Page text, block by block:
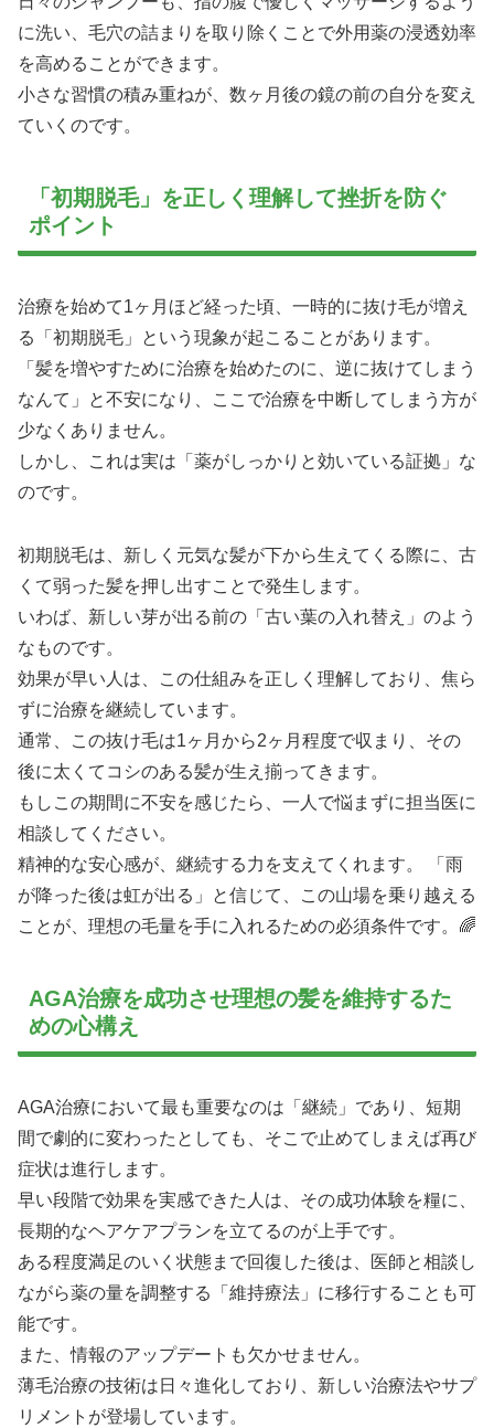
に洗い、毛穴の詰まりを取り除くことで外用薬の浸透効率
を高めることができます。
小さな習慣の積み重ねが、数ヶ月後の鏡の前の自分を変え
ていくのです。
「初期脱毛」を正しく理解して挫折を防ぐ
ポイント
治療を始めて1ヶ月ほど経った頃、一時的に抜け毛が増え
る「初期脱毛」という現象が起こることがあります。
「髪を増やすために治療を始めたのに、逆に抜けてしまう
なんて」と不安になり、ここで治療を中断してしまう方が
少なくありません。
しかし、これは実は「薬がしっかりと効いている証拠」な
のです。
初期脱毛は、新しく元気な髪が下から生えてくる際に、古
くて弱った髪を押し出すことで発生します。
いわば、新しい芽が出る前の「古い葉の入れ替え」のよう
なものです。
効果が早い人は、この仕組みを正しく理解しており、焦ら
ずに治療を継続しています。
通常、この抜け毛は1ヶ月から2ヶ月程度で収まり、その
後に太くてコシのある髪が生え揃ってきます。
もしこの期間に不安を感じたら、一人で悩まずに担当医に
相談してください。
精神的な安心感が、継続する力を支えてくれます。 「雨
が降った後は虹が出る」と信じて、この山場を乗り越える
ことが、理想の毛量を手に入れるための必須条件です。🌈
AGA治療を成功させ理想の髪を維持するた
めの心構え
AGA治療において最も重要なのは「継続」であり、短期
間で劇的に変わったとしても、そこで止めてしまえば再び
症状は進行します。
早い段階で効果を実感できた人は、その成功体験を糧に、
長期的なヘアケアプランを立てるのが上手です。
ある程度満足のいく状態まで回復した後は、医師と相談し
ながら薬の量を調整する「維持療法」に移行することも可
能です。
また、情報のアップデートも欠かせません。
薄毛治療の技術は日々進化しており、新しい治療法やサプ
リメントが登場しています。